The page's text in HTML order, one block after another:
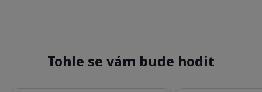
Tohle se vám bude hodit